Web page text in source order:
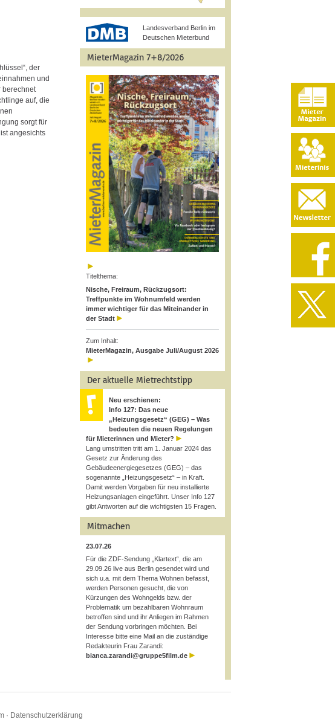
der
und
berechnet
auf, die
sorgt für
angesichts
Landesverband Berlin im
Deutschen Mieterbund
MieterMagazin 7+8/2026
Titelthema:
Nische, Freiraum, Rückzugsort:
Treffpunkte im Wohnumfeld werden
immer wichtiger für das Miteinander in
der Stadt
Zum Inhalt:
MieterMagazin, Ausgabe Juli/August 2026
Der aktuelle Mietrechtstipp
Neu erschienen:
Info 127: Das neue
„Heizungsgesetz“ (GEG) – Was
bedeuten die neuen Regelungen
für Mieterinnen und Mieter?
Lang umstritten tritt am 1. Januar 2024 das
Gesetz zur Änderung des
Gebäudeenergiegesetzes (GEG) – das
sogenannte „Heizungsgesetz“ – in Kraft.
Damit werden Vorgaben für neu installierte
Heizungsanlagen eingeführt. Unser Info 127
gibt Antworten auf die wichtigsten 15 Fragen.
Mitmachen
23.07.26
Für die ZDF-Sendung „Klartext“, die am
29.09.26 live aus Berlin gesendet wird und
sich u.a. mit dem Thema Wohnen befasst,
werden Personen gesucht, die von
Kürzungen des Wohngelds bzw. der
Problematik um bezahlbaren Wohnraum
betroffen sind und ihr Anliegen im Rahmen
der Sendung vorbringen möchten. Bei
Interesse bitte eine Mail an die zuständige
Redakteurin Frau Zarandi:
bianca.zarandi@gruppe5film.de
· Datenschutzerklärung